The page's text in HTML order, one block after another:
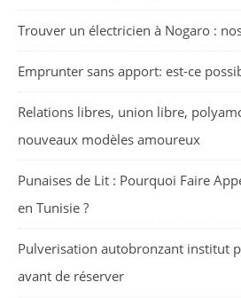
Trouver un électricien à Nogaro :
Emprunter sans apport: est-ce
Relations libres, union libre,
nouveaux modèles amoureux
Punaises de Lit : Pourquoi Faire
en Tunisie ?
Pulverisation autobronzant institut
avant de réserver